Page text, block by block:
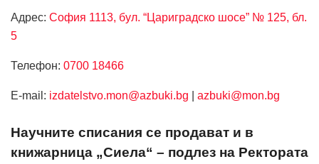
Адрес: София 1113, бул. “Цариградско шосе” № 125, бл.
5
Телефон: 0700 18466
Е-mail: izdatelstvo.mon@azbuki.bg azbuki@mon.bg
Научните списания се продават и в
книжарница „Сиела“ – подлез на Ректората